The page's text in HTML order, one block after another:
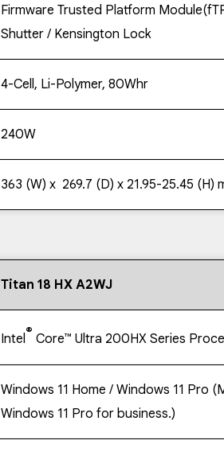
Firmware Trusted Platform
Shutter / Kensington Lock
4-Cell, Li-Polymer, 80Whr
240W
363 (W) x 269.7 (D) x 21.95-25.45 (H)
Titan 18 HX A2WJ
Intel® Core™ Ultra 200HX Series
Windows 11 Home / Windows 11 Pro
Windows 11 Pro for business.)